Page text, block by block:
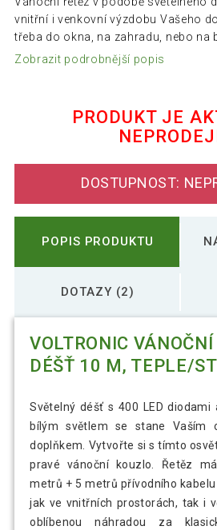
vnitřní i venkovní výzdobu Vašeho
třeba do okna, na zahradu, nebo na
Zobrazit podrobnější popis
PRODUKT JE
DOSTUPNOST:
POPIS PRODUKTU
DOTAZY (2)
VOLTRONIC
DÉŠŤ 10 M, TEPLE/
Světelný déšť s 400 LED
bílým světlem se stane Vaším
doplňkem. Vytvořte si s tímto
pravé vánoční kouzlo. Řetěz
metrů + 5 metrů přívodního
jak ve vnitřních prostorách, tak i
oblíbenou náhradou za